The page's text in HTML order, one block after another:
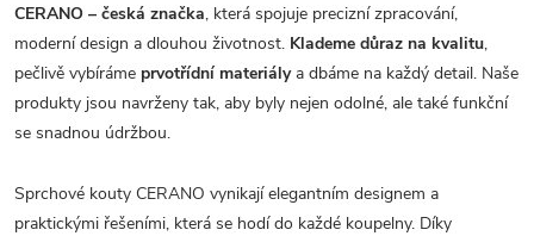
CERANO – česká značka, která spojuje precizní zpracování,
moderní design a dlouhou životnost. Klademe důraz na kvalitu,
pečlivě vybíráme prvotřídní materiálya dbáme na každý detail. Naše
produkty jsou navrženy tak, aby byly nejen odolné, ale také funkční
se snadnou údržbou.
Sprchové kouty CERANO vynikají elegantním designem a
praktickými řešeními, která se hodí do každé koupelny. Díky